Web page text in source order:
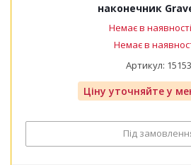
наконечник
Немає в
Немає в
Артикул: 15153
Ціну уточняйте у
Під